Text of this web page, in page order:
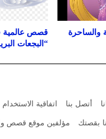
والساحرة
قصص عالمية
“البجعات
أتصل بنا اتفاقية الاستخدام
بقصتك
مؤلفين موقع قصص